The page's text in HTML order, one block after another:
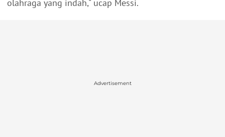
olahraga yang indah," ucap Messi.
Advertisement